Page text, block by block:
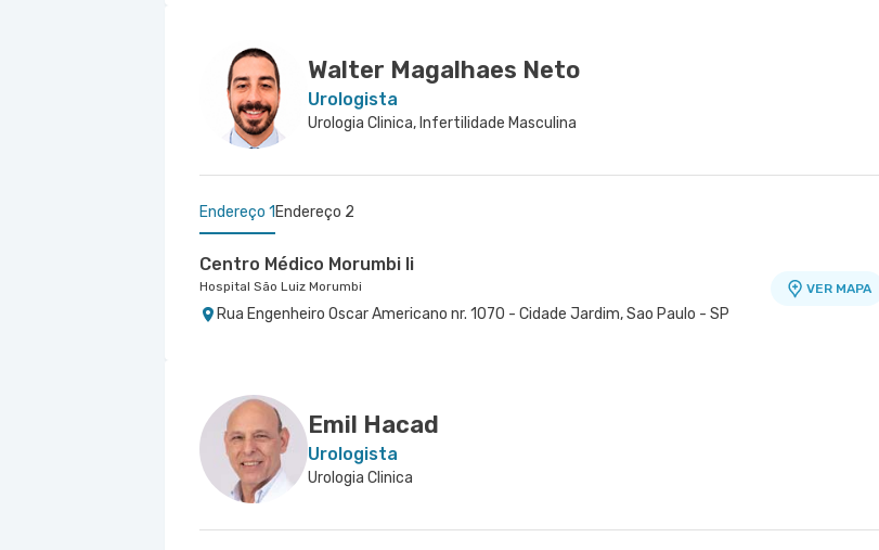
Walter Magalhaes Neto
Urologista
Urologia Clinica, Infertilidade Masculina
Endereço 1 Endereço 2
Centro Médico Morumbi Ii
Hospital São Luiz Morumbi
Rua Engenheiro Oscar Americano nr. 1070 - Cidade Jardim, Sao Paulo - SP
VER MAPA
Emil Hacad
Urologista
Urologia Clinica